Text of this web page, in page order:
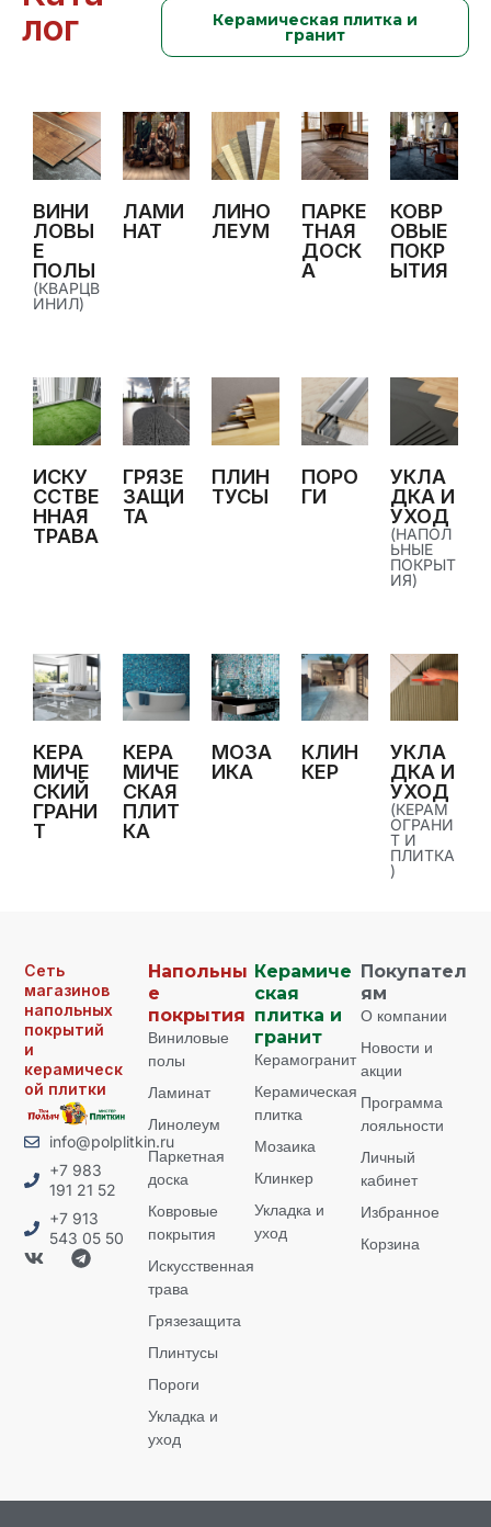
лог
Керамическая плитка и
гранит
ВИНИ
ЛОВЫ
Е
ПОЛЫ
(КВАРЦВ
ИНИЛ)
ЛАМИ
НАТ
ЛИНО
ЛЕУМ
ПАРКЕ
ТНАЯ
ДОСК
А
КОВР
ОВЫЕ
ПОКР
ЫТИЯ
ИСКУ
ССТВЕ
ННАЯ
ТРАВА
ГРЯЗЕ
ЗАЩИ
ТА
ПЛИН
ТУСЫ
ПОРО
ГИ
УКЛА
ДКА И
УХОД
(НАПОЛ
ЬНЫЕ
ПОКРЫТ
ИЯ)
КЕРА
МИЧЕ
СКИЙ
ГРАНИ
Т
КЕРА
МИЧЕ
СКАЯ
ПЛИТ
КА
МОЗА
ИКА
КЛИН
КЕР
УКЛА
ДКА И
УХОД
(КЕРАМ
ОГРАНИ
Т И
ПЛИТКА
)
Сеть
магазинов
напольных
покрытий
и
керамическ
ой плитки
info@polplitkin.ru
+7 983
191 21 52
+7 913
543 05 50
Напольны
е
покрытия
Виниловые
полы
Ламинат
Линолеум
Паркетная
доска
Ковровые
покрытия
Искусственная
трава
Грязезащита
Плинтусы
Пороги
Укладка и
уход
Керамиче
ская
плитка и
гранит
Керамогранит
Керамическая
плитка
Мозаика
Клинкер
Укладка и
уход
Покупател
ям
О компании
Новости и
акции
Программа
лояльности
Личный
кабинет
Избранное
Корзина